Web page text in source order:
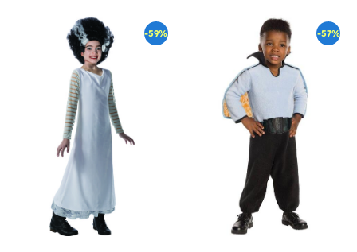
-59% -57%